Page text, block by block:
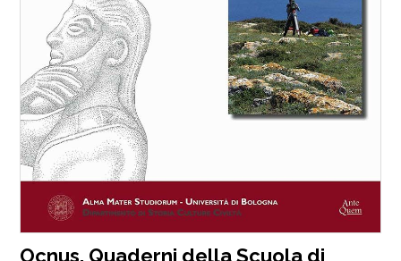
Ocnus. Quaderni della Scuola di